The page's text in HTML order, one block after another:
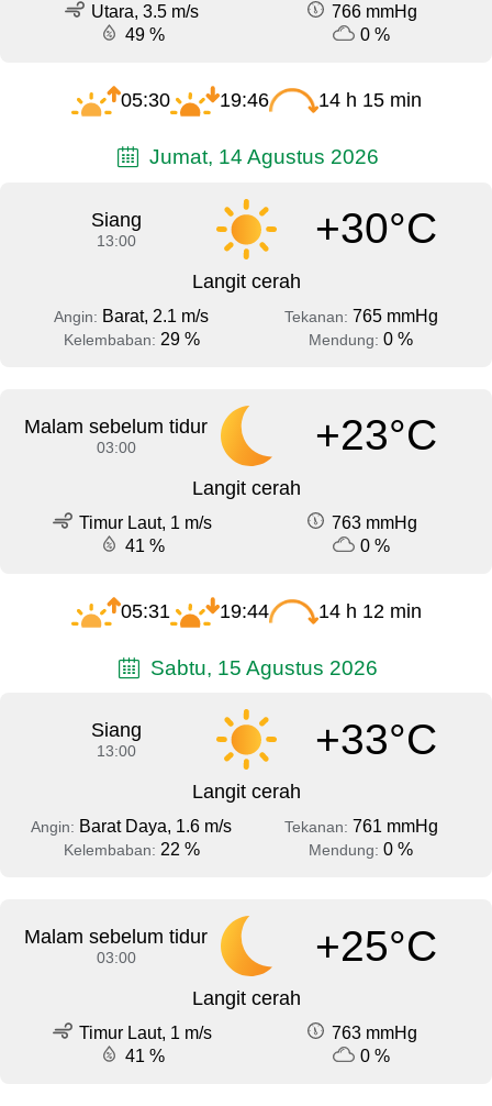
Utara, 3.5 m/s
766 mmHg
49 %
0 %
05:30 19:46 14 h 15 min
Jumat, 14 Agustus 2026
Siang
13:00 +30°C
Langit cerah
Angin: Barat, 2.1 m/s Tekanan: 765 mmHg
Kelembaban: 29 % Mendung: 0 %
Malam sebelum tidur
03:00 +23°C
Langit cerah
Timur Laut, 1 m/s
763 mmHg
41 %
0 %
05:31 19:44 14 h 12 min
Sabtu, 15 Agustus 2026
Siang
13:00 +33°C
Langit cerah
Angin: Barat Daya, 1.6 m/s Tekanan: 761 mmHg
Kelembaban: 22 % Mendung: 0 %
Malam sebelum tidur
03:00 +25°C
Langit cerah
Timur Laut, 1 m/s
763 mmHg
41 %
0 %